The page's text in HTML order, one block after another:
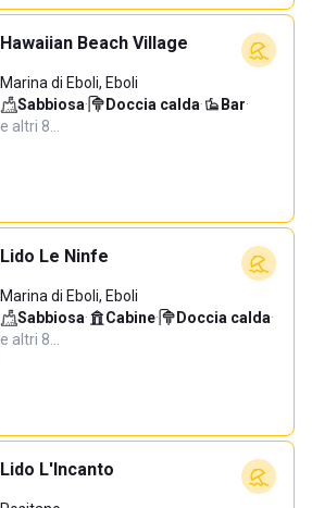
Hawaiian Beach Village
Marina di Eboli, Eboli
Sabbiosa· Doccia calda· Bar·
e altri 8…
Lido Le Ninfe
Marina di Eboli, Eboli
Sabbiosa· Cabine· Doccia calda·
e altri 8…
Lido L'Incanto